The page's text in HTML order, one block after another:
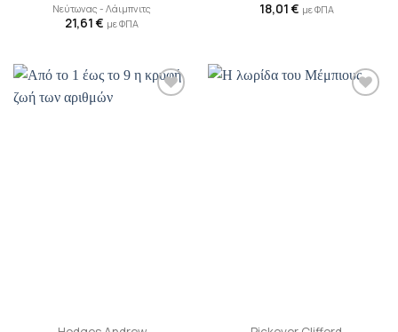
Νεύτωνας - Λάιμπνιτς
21,61 € με ΦΠΑ
18,01 € με ΦΠΑ